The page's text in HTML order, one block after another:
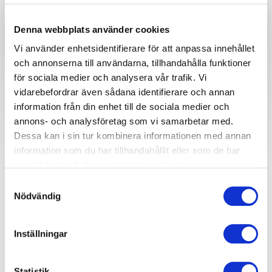
Denna webbplats använder cookies
Vi använder enhetsidentifierare för att anpassa innehållet
och annonserna till användarna, tillhandahålla funktioner
för sociala medier och analysera vår trafik. Vi
vidarebefordrar även sådana identifierare och annan
information från din enhet till de sociala medier och
annons- och analysföretag som vi samarbetar med.
Dessa kan i sin tur kombinera informationen med annan
information som du har tillhandahållit eller som de har
Nödvändig
Inställningar
Skicka förfrågan
Därför ska du boka en
föreläsning om aktiv
Aktiv dödshjälp är ett djupt etiskt och moraliskt
inom vården, juridiken och samhället i stort. Det
på ett sätt som respekterar personens önskemål,